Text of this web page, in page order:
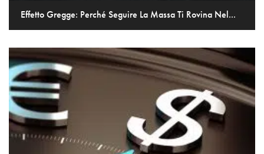
Effetto Gregge: Perché Seguire La Massa Ti Rovina Nel...